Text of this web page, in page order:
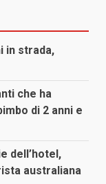
in strada,
che ha
di 2 anni e
dell’hotel,
australiana